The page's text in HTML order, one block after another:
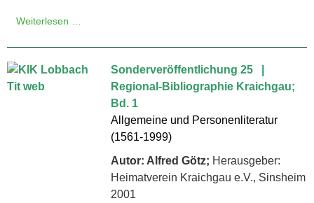
Weiterlesen …
Sonderveröffentlichung 25 |
Regional-Bibliographie Kraichgau;
Bd. 1
Allgemeine und Personenliteratur
(1561-1999)
Autor: Alfred Götz; Herausgeber:
Heimatverein Kraichgau e.V., Sinsheim
2001